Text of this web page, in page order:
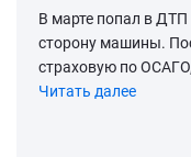
В марте попал в ДТП
сторону машины.
страховую по
Читать далее